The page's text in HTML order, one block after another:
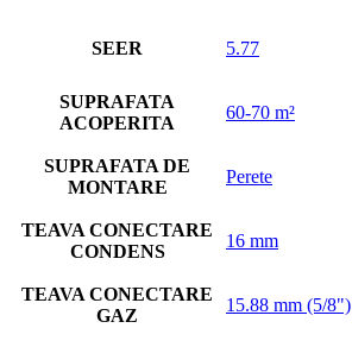
SEER 5.77
SUPRAFATA
ACOPERITA
60-70 m²
SUPRAFATA DE
MONTARE
Perete
TEAVA CONECTARE
CONDENS
16 mm
TEAVA CONECTARE
GAZ
15.88 mm (5/8")